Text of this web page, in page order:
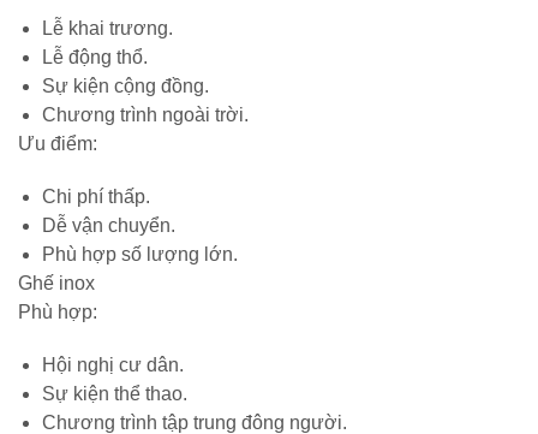
Lễ khai trương.
Lễ động thổ.
Sự kiện cộng đồng.
Chương trình ngoài trời.
Ưu điểm:
Chi phí thấp.
Dễ vận chuyển.
Phù hợp số lượng lớn.
Ghế inox
Phù hợp:
Hội nghị cư dân.
Sự kiện thể thao.
Chương trình tập trung đông người.